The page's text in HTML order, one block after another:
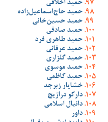
حمید اخلاقی
حمید حاج‌اسماعیل‌زاده
حمید حسین‌خانی
حمید صادقی
حمید طاهری فرد
حمید عرفانی
حمید گلزاری
حمید موسوی
حمید کاظمی
خشایار زبرجد
دارکو دراژیچ
دانیال اسلامی
داور